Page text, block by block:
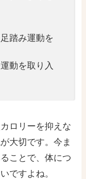
踏み運動を
動を取り入
ロリーを抑えな
大切です。今ま
ことで、体につ
ですよね。